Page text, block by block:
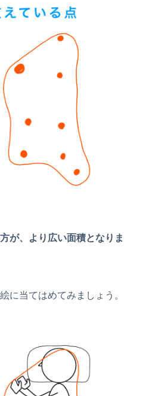
が、より広い面積となりま
に当てはめてみましょう。